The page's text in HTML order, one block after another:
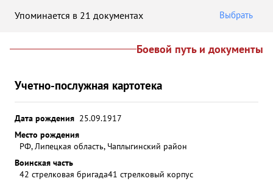
Упоминается в 21 документах Выбрать
Боевой путь и документы
Учетно-послужная картотека
Дата рождения 25.09.1917
Место рождения
РФ, Липецкая область, Чаплыгинский район
Воинская часть
42 стрелковая бригада41 стрелковый корпус